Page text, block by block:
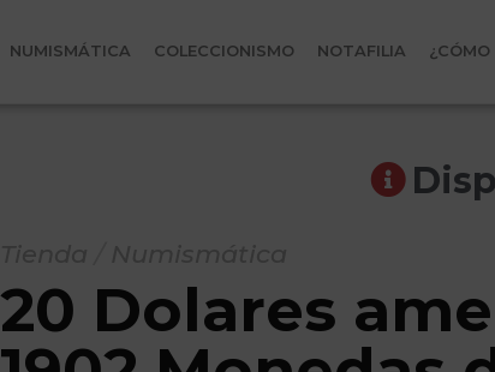
NUMISMÁTICA COLECCIONISMO NOTAFILIA ¿CÓMO
20 Dolares